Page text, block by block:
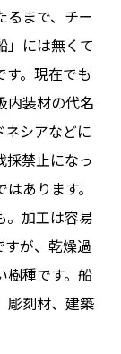
るまで、チー
」には無くて
。現在でも
内装材の代名
ネシアなどに
採禁止になっ
あります。
。加工は容易
すが、乾燥過
樹種です。船
彫刻材、建築